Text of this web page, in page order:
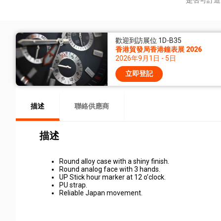
歡迎到訪展位 1D-B35
香港貿發局香港鐘表展 2026
2026年9月1日 - 5日
立即登記
描述 聯絡供應商
描述
Round alloy case with a shiny finish.
Round analog face with 3 hands.
UP Stick hour marker at 12 o’clock.
PU strap.
Reliable Japan movement.